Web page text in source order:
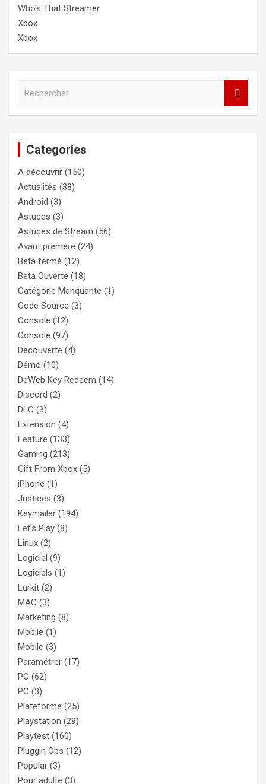
Who's That Streamer
Xbox
Xbox
h
e
r
Categories
A découvrir (150)
Actualités (38)
Android (3)
Astuces (3)
Astuces de Stream (56)
Avant premère (24)
Beta fermé (12)
Beta Ouverte (18)
Catégorie Manquante (1)
Code Source (3)
Console (12)
Console (97)
Découverte (4)
Démo (10)
DeWeb Key Redeem (14)
Discord (2)
DLC (3)
Extension (4)
Feature (133)
Gaming (213)
Gift From Xbox (5)
iPhone (1)
Justices (3)
Keymailer (194)
Let's Play (8)
Linux (2)
Logiciel (9)
Logiciels (1)
Lurkit (2)
MAC (3)
Marketing (8)
Mobile (1)
Mobile (3)
Paramétrer (17)
PC (62)
PC (3)
Plateforme (25)
Playstation (29)
Playtest (160)
Pluggin Obs (12)
Popular (3)
Pour adulte (3)